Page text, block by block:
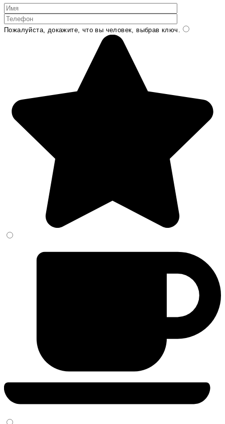
Пожалуйста, докажите, что вы человек, выбрав ключ .